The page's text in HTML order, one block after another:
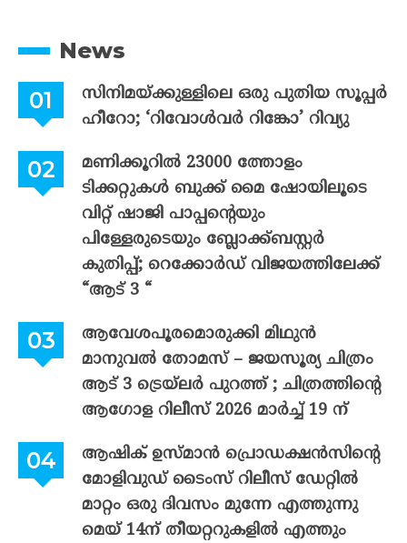
News
സിനിമയ്ക്കുള്ളിലെ ഒരു പുതിയ സൂപ്പർ
ഹീറോ; ‘റിവോൾവർ റിങ്കോ’ റിവ്യു
മണിക്കൂറിൽ 23000 ത്തോളം
ടിക്കറ്റുകൾ ബുക്ക് മൈ ഷോയിലൂടെ
വിറ്റ് ഷാജി പാപ്പന്റെയും
പിള്ളേരുടെയും ബ്ലോക്ക്ബസ്റ്റർ
കുതിപ്പ്; റെക്കോർഡ് വിജയത്തിലേക്ക്
“ആട് 3 “
ആവേശപൂരമൊരുക്കി മിഥുൻ
മാനുവൽ തോമസ് – ജയസൂര്യ ചിത്രം
ആട് 3 ട്രെയ്‌ലർ പുറത്ത് ; ചിത്രത്തിന്റെ
ആഗോള റിലീസ് 2026 മാർച്ച് 19 ന്
ആഷിക് ഉസ്മാൻ പ്രൊഡക്ഷൻസിന്റെ
മോളിവുഡ് ടൈംസ് റിലീസ് ഡേറ്റിൽ
മാറ്റം ഒരു ദിവസം മുന്നേ എത്തുന്നു
മെയ് 14ന് തീയറ്ററുകളിൽ എത്തും